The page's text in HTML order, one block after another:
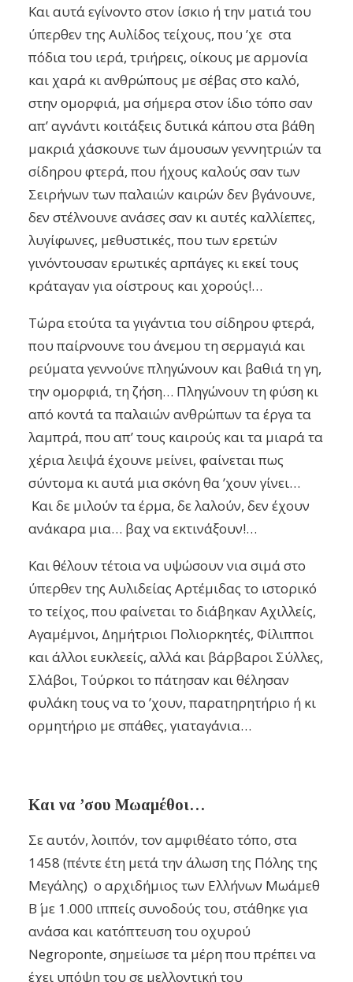
Και αυτά εγίνοντο στον ίσκιο ή την ματιά του
ύπερθεν της Αυλίδος τείχους, που ’χε στα
πόδια του ιερά, τριήρεις, οίκους με αρμονία
και χαρά κι ανθρώπους με σέβας στο καλό,
στην ομορφιά, μα σήμερα στον ίδιο τόπο σαν
απ’ αγνάντι κοιτάξεις δυτικά κάπου στα βάθη
μακριά χάσκουνε των άμουσων γεννητριών τα
σίδηρου φτερά, που ήχους καλούς σαν των
Σειρήνων των παλαιών καιρών δεν βγάνουνε,
δεν στέλνουνε ανάσες σαν κι αυτές καλλίεπες,
λυγίφωνες, μεθυστικές, που των ερετών
γινόντουσαν ερωτικές αρπάγες κι εκεί τους
κράταγαν για οίστρους και χορούς!…
Τώρα ετούτα τα γιγάντια του σίδηρου φτερά,
που παίρνουνε του άνεμου τη σερμαγιά και
ρεύματα γεννούνε πληγώνουν και βαθιά τη γη,
την ομορφιά, τη ζήση… Πληγώνουν τη φύση κι
από κοντά τα παλαιών ανθρώπων τα έργα τα
λαμπρά, που απ’ τους καιρούς και τα μιαρά τα
χέρια λειψά έχουνε μείνει, φαίνεται πως
σύντομα κι αυτά μια σκόνη θα ’χουν γίνει…
Και δε μιλούν τα έρμα, δε λαλούν, δεν έχουν
ανάκαρα μια… βαχ να εκτινάξουν!…
Και θέλουν τέτοια να υψώσουν νια σιμά στο
ύπερθεν της Αυλιδείας Αρτέμιδας το ιστορικό
το τείχος, που φαίνεται το διάβηκαν Αχιλλείς,
Αγαμέμνοι, Δημήτριοι Πολιορκητές, Φίλιπποι
και άλλοι ευκλεείς, αλλά και βάρβαροι Σύλλες,
Σλάβοι, Τούρκοι το πάτησαν και θέλησαν
φυλάκη τους να το ’χουν, παρατηρητήριο ή κι
ορμητήριο με σπάθες, γιαταγάνια…
Και να ’σου Μωαμέθοι…
Σε αυτόν, λοιπόν, τον αμφιθέατο τόπο, στα
1458 (πέντε έτη μετά την άλωση της Πόλης της
Μεγάλης) ο αρχιδήμιος των Ελλήνων Μωάμεθ
Β΄ με 1.000 ιππείς συνοδούς του, στάθηκε για
ανάσα και κατόπτευση του οχυρού
Negroponte, σημείωσε τα μέρη που πρέπει να
έχει υπόψη του σε μελλοντική του